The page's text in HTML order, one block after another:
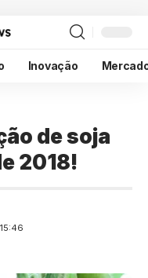
Inovação
de soja
2018!